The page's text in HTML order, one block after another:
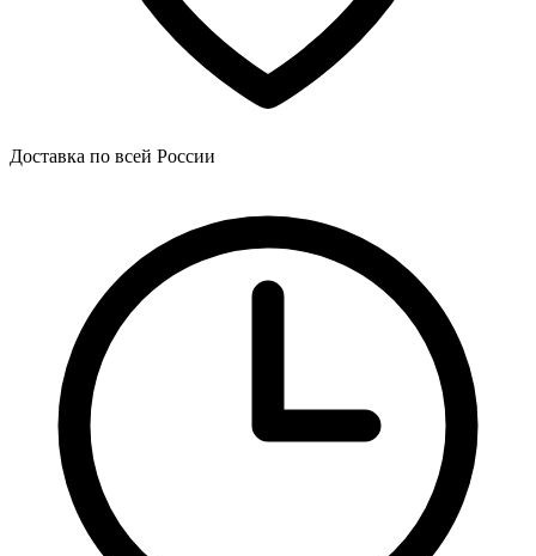
Доставка по всей России